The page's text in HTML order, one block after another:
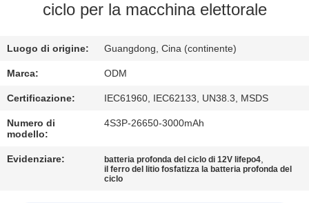
CONTROLLO
QUALITÀ
CONTATTICI
BLOG
ciclo per la macchina elettorale
Luogo di origine: Guangdong, Cina (continente)
Marca: ODM
Certificazione: IEC61960, IEC62133, UN38.3, MSDS
Numero di
modello:
4S3P-26650-3000mAh
Evidenziare: batteria profonda del ciclo di 12V lifepo4,
il ferro del litio fosfatizza la batteria profonda del
ciclo